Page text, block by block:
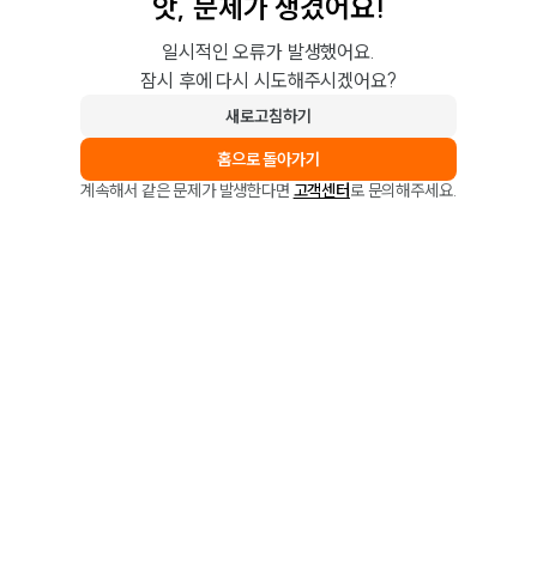
앗, 문제가 생겼어요!
일시적인 오류가 발생했어요.
잠시 후에 다시 시도해주시겠어요?
새로고침하기
홈으로 돌아가기
계속해서 같은 문제가 발생한다면 고객센터로 문의해주세요.